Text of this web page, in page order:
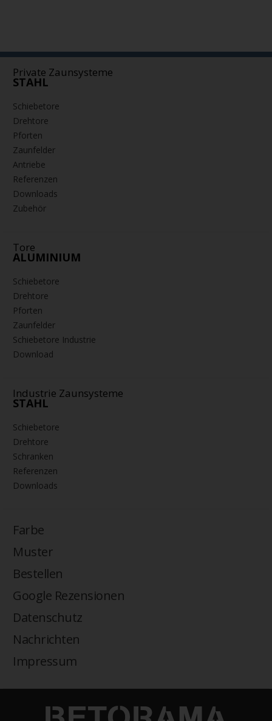
Private Zaunsysteme
STAHL
Schiebetore
Drehtore
Pforten
Zaunfelder
Antriebe
Referenzen
Downloads
Zubehör
Tore
ALUMINIUM
Schiebetore
Drehtore
Pforten
Zaunfelder
Schiebetore Industrie
Download
Industrie Zaunsysteme
STAHL
Schiebetore
Drehtore
Schranken
Referenzen
Downloads
Farbe
Muster
Bestellen
Google Rezensionen
Datenschutz
Nachrichten
Impressum